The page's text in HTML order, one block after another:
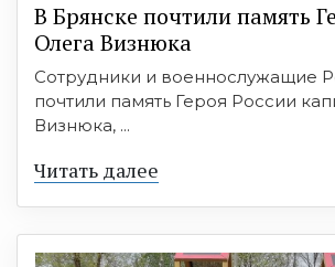
В Брянске почтили память
Олега Визнюка
Сотрудники и военнослужащие
почтили память Героя России
Визнюка, ...
Читать далее